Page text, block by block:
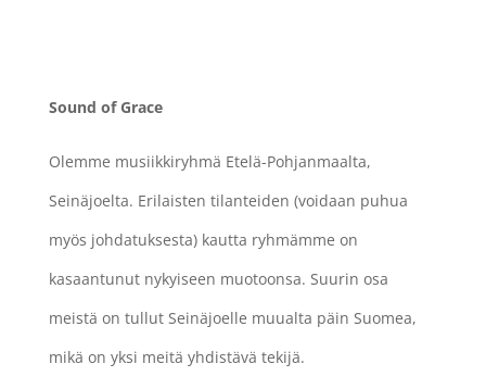
Sound of Grace
Olemme musiikkiryhmä Etelä-Pohjanmaalta,
Seinäjoelta. Erilaisten tilanteiden (voidaan puhua
myös johdatuksesta) kautta ryhmämme on
kasaantunut nykyiseen muotoonsa. Suurin osa
meistä on tullut Seinäjoelle muualta päin Suomea,
mikä on yksi meitä yhdistävä tekijä.